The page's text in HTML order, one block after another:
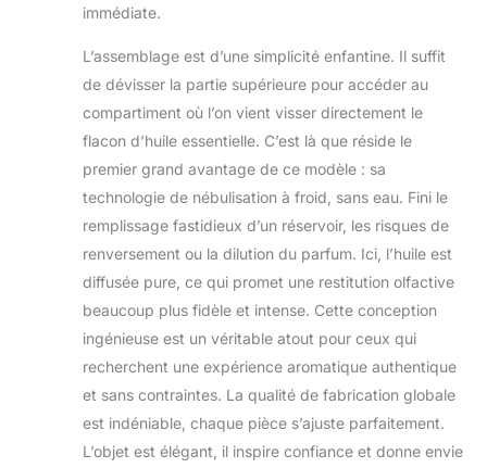
télécommande
incluse ou
l'application
Android). Réglez
l'intensité de la
brume, la
planification et les
minuteries pour une
expérience
d'aromathérapie
personnalisée et
mains libres.
de pièce : jusqu'à 1
200 m². Conçu
pour les grands
espaces, ce
immédiate.
L’assemblage est d’une simplicité enfantine. Il suffit
de dévisser la partie supérieure pour accéder au
compartiment où l’on vient visser directement le
flacon d’huile essentielle. C’est là que réside le
premier grand avantage de ce modèle : sa
technologie de nébulisation à froid, sans eau. Fini le
remplissage fastidieux d’un réservoir, les risques de
renversement ou la dilution du parfum. Ici, l’huile est
diffusée pure, ce qui promet une restitution olfactive
beaucoup plus fidèle et intense. Cette conception
ingénieuse est un véritable atout pour ceux qui
recherchent une expérience aromatique authentique
et sans contraintes. La qualité de fabrication globale
est indéniable, chaque pièce s’ajuste parfaitement.
L’objet est élégant, il inspire confiance et donne envie